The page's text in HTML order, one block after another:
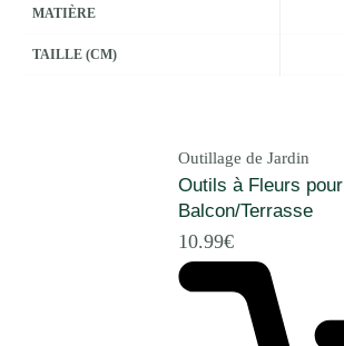
MATIÈRE
TAILLE (CM)
Outillage de Jardin
Outils à Fleurs pour
Balcon/Terrasse
10.99€